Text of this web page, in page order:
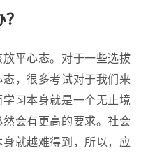
平心态。对于一些选拔
，很多考试对于我们来
习本身就是一个无止境
会有更高的要求。社会
就越难得到，所以，应